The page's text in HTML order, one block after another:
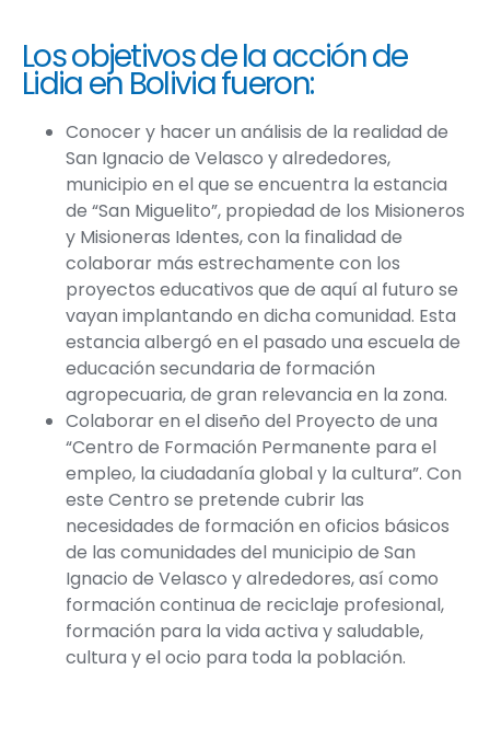
Los objetivos de la acción de
Lidia en Bolivia fueron:
Conocer y hacer un análisis de la realidad de
San Ignacio de Velasco y alrededores,
municipio en el que se encuentra la estancia
de “San Miguelito”, propiedad de los Misioneros
y Misioneras Identes, con la finalidad de
colaborar más estrechamente con los
proyectos educativos que de aquí al futuro se
vayan implantando en dicha comunidad. Esta
estancia albergó en el pasado una escuela de
educación secundaria de formación
agropecuaria, de gran relevancia en la zona.
Colaborar en el diseño del Proyecto de una
“Centro de Formación Permanente para el
empleo, la ciudadanía global y la cultura”. Con
este Centro se pretende cubrir las
necesidades de formación en oficios básicos
de las comunidades del municipio de San
Ignacio de Velasco y alrededores, así como
formación continua de reciclaje profesional,
formación para la vida activa y saludable,
cultura y el ocio para toda la población.